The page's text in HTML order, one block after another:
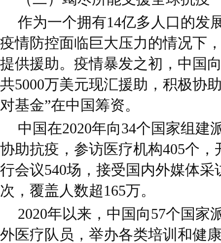
作为一个拥有14亿多人口的发
疫情防控面临巨大压力的情况下
提供援助。疫情暴发之初，中国
共5000万美元现汇援助，积极协
对基金”在中国筹资。
中国在2020年向34个国家组建
协助抗疫，参访医疗机构405个，
行会议540场，接受国内外媒体采
次，覆盖人数超165万。
2020年以来，中国向57个国家
外医疗队员，举办各类培训和健